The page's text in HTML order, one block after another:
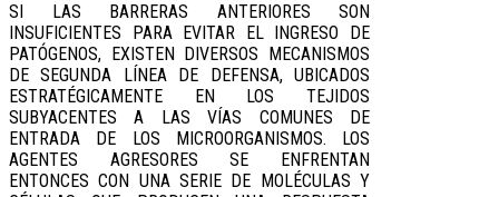
SI LAS BARRERAS ANTERIORES SON
INSUFICIENTES PARA EVITAR EL INGRESO DE
PATÓGENOS, EXISTEN DIVERSOS MECANISMOS
DE SEGUNDA LÍNEA DE DEFENSA, UBICADOS
ESTRATÉGICAMENTE EN LOS TEJIDOS
SUBYACENTES A LAS VÍAS COMUNES DE
ENTRADA DE LOS MICROORGANISMOS. LOS
AGENTES AGRESORES SE ENFRENTAN
ENTONCES CON UNA SERIE DE MOLÉCULAS Y